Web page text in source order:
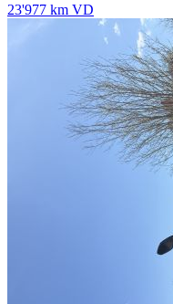
23'977 km VD